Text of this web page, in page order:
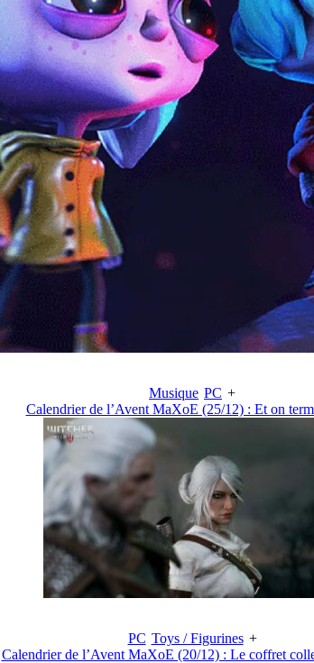
Musique PC +
Calendrier de l’Avent MaXoE (25/12) : Et on
PC Toys / Figurines +
Calendrier de l’Avent MaXoE (20/12) : Le coffret